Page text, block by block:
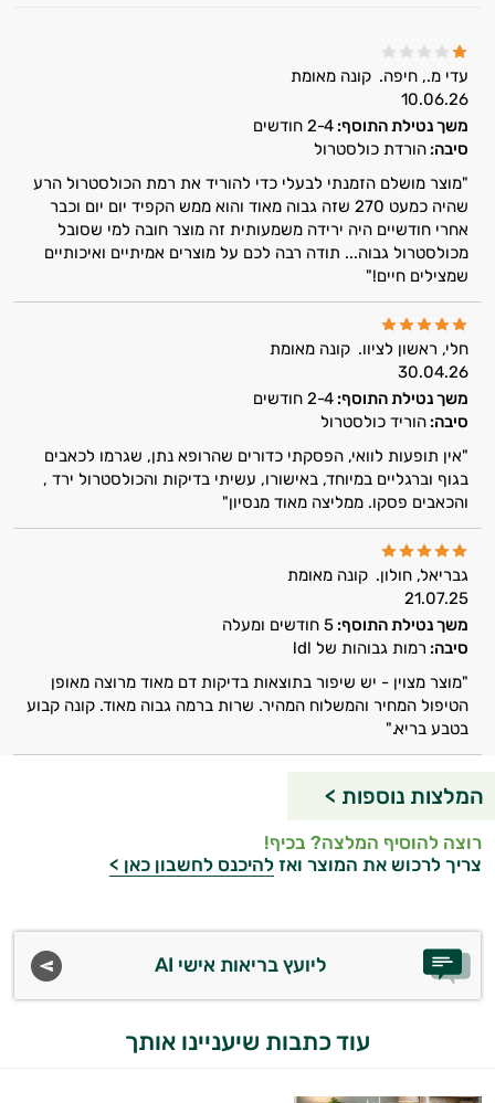
עדי מ., חיפה. קונה מאומת
10.06.26
משך נטילת התוסף: 2-4 חודשים
סיבה: הורדת כולסטרול
"מוצר מושלם הזמנתי לבעלי כדי להוריד את רמת הכולסטרול הרע
שהיה כמעט 270 שזה גבוה מאוד והוא ממש הקפיד יום יום וכבר
אחרי חודשיים היה ירידה משמעותית זה מוצר חובה למי שסובל
מכולסטרול גבוה... תודה רבה לכם על מוצרים אמיתיים ואיכותיים
שמצילים חיים!"
חלי, ראשון לציוו. קונה מאומת
30.04.26
משך נטילת התוסף: 2-4 חודשים
סיבה: הוריד כולסטרול
"אין תופעות לוואי, הפסקתי כדורים שהרופא נתן, שגרמו לכאבים
בגוף וברגליים במיוחד, באישורו, עשיתי בדיקות והכולסטרול ירד ,
והכאבים פסקו. ממליצה מאוד מנסיון"
גבריאל, חולון. קונה מאומת
21.07.25
משך נטילת התוסף: 5 חודשים ומעלה
סיבה: רמות גבוהות של ldl
"מוצר מצוין - יש שיפור בתוצאות בדיקות דם מאוד מרוצה מאופן
הטיפול המחיר והמשלוח המהיר. שרות ברמה גבוה מאוד. קונה קבוע
בטבע בריא."
המלצות נוספות >
רוצה להוסיף המלצה? בכיף!
צריך לרכוש את המוצר ואז להיכנס לחשבון כאן >
ליועץ בריאות אישי AI
עוד כתבות שיעניינו אותך